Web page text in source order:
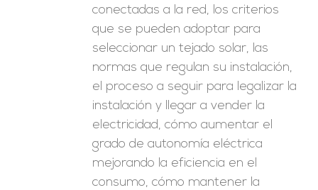
conectadas a la red, los criterios
que se pueden adoptar para
seleccionar un tejado solar, las
normas que regulan su instalación,
el proceso a seguir para legalizar la
instalación y llegar a vender la
electricidad, cómo aumentar el
grado de autonomía eléctrica
mejorando la eficiencia en el
consumo, cómo mantener la